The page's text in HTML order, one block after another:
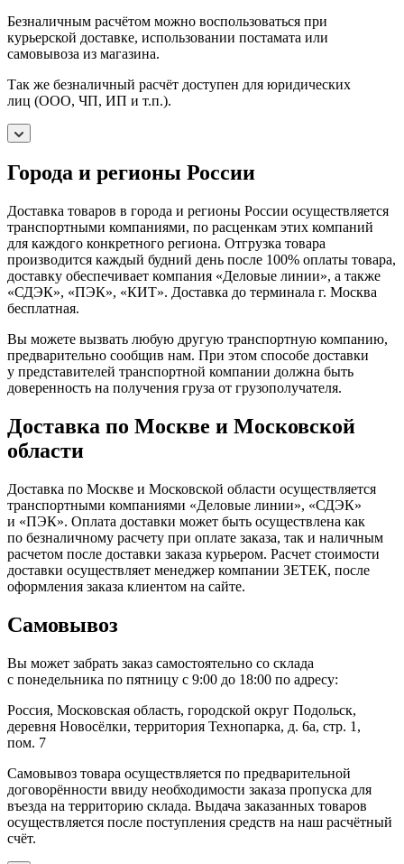
Безналичным расчётом можно воспользоваться при
курьерской доставке, использовании постамата или
самовывоза из магазина.
Так же безналичный расчёт доступен для юридических
лиц (ООО, ЧП, ИП и т.п.).
Города и регионы России
Доставка товаров в города и регионы России осуществляется
транспортными компаниями, по расценкам этих компаний
для каждого конкретного региона. Отгрузка товара
производится каждый будний день после 100% оплаты товара,
доставку обеспечивает компания «Деловые линии», а также
«СДЭК», «ПЭК», «КИТ». Доставка до терминала г. Москва
бесплатная.
Вы можете вызвать любую другую транспортную компанию,
предварительно сообщив нам. При этом способе доставки
у представителей транспортной компании должна быть
доверенность на получения груза от грузополучателя.
Доставка по Москве и Московской
области
Доставка по Москве и Московской области осуществляется
транспортными компаниями «Деловые линии», «СДЭК»
и «ПЭК». Оплата доставки может быть осуществлена как
по безналичному расчету при оплате заказа, так и наличным
расчетом после доставки заказа курьером. Расчет стоимости
доставки осуществляет менеджер компании ЗЕТЕК, после
оформления заказа клиентом на сайте.
Самовывоз
Вы может забрать заказ самостоятельно со склада
с понедельника по пятницу с 9:00 до 18:00 по адресу:
Россия, Московская область, городской округ Подольск,
деревня Новосёлки, территория Технопарка, д. 6а, стр. 1,
пом. 7
Самовывоз товара осуществляется по предварительной
договорённости ввиду необходимости заказа пропуска для
въезда на территорию склада. Выдача заказанных товаров
осуществляется после поступления средств на наш расчётный
счёт.